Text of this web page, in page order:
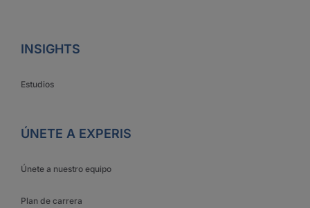
INSIGHTS
Estudios
ÚNETE A EXPERIS
Únete a nuestro equipo
Plan de carrera